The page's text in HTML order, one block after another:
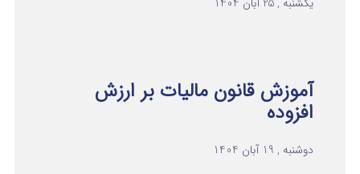
آموزش قانون مالیات بر ارزش
افزوده
دوشنبه , 19 آبان 1404